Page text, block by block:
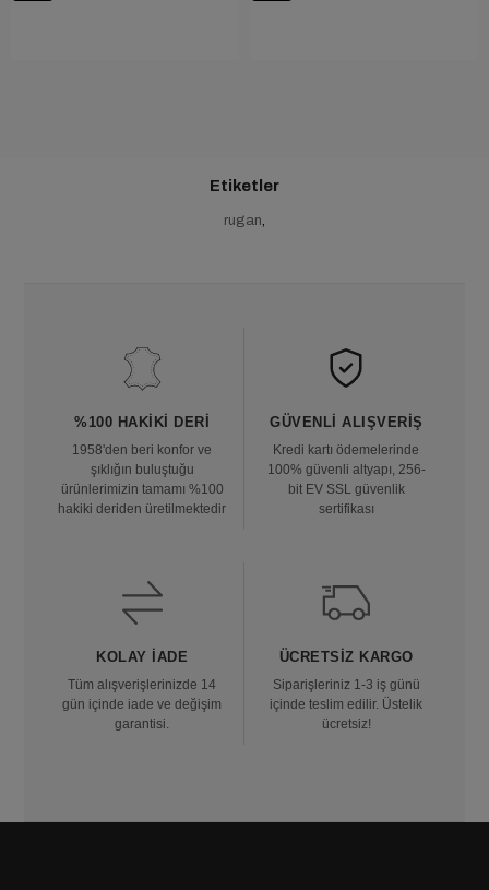
Etiketler
rugan
%100 HAKIKI DERI
1958'den beri konfor ve
şıklığın buluştuğu
ürünlerimizin tamamı %100
hakiki deriden üretilmektedir
GÜVENLI ALIŞVERIŞ
Kredi kartı ödemelerinde
100% güvenli altyapı, 256-
bit EV SSL güvenlik
sertifikası
KOLAY İADE
Tüm alışverişlerinizde 14
gün içinde iade ve değişim
garantisi.
ÜCRETSIZ KARGO
Siparişleriniz 1-3 iş günü
içinde teslim edilir. Üstelik
ücretsiz!